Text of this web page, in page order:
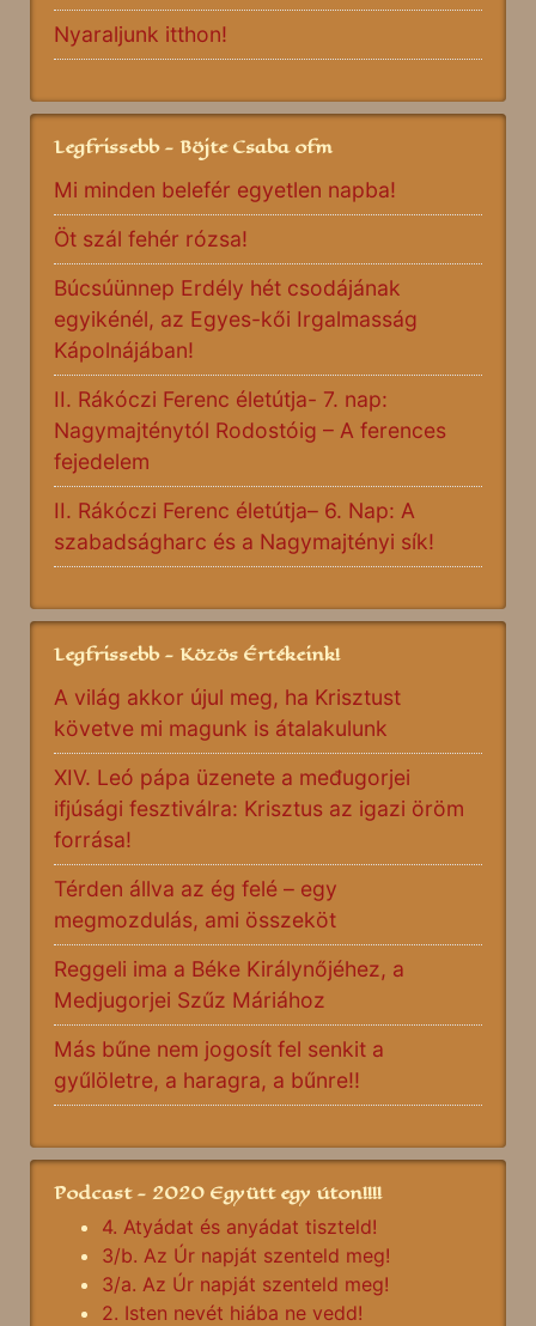
Nyaraljunk itthon!
Legfrissebb - Böjte Csaba ofm
Mi minden belefér egyetlen napba!
Öt szál fehér rózsa!
Búcsúünnep Erdély hét csodájának
egyikénél, az Egyes-kői Irgalmasság
Kápolnájában!
II. Rákóczi Ferenc életútja- 7. nap:
Nagymajténytól Rodostóig – A ferences
fejedelem
II. Rákóczi Ferenc életútja– 6. Nap: A
szabadságharc és a Nagymajtényi sík!
Legfrissebb - Közös Értékeink!
A világ akkor újul meg, ha Krisztust
követve mi magunk is átalakulunk
XIV. Leó pápa üzenete a međugorjei
ifjúsági fesztiválra: Krisztus az igazi öröm
forrása!
Térden állva az ég felé – egy
megmozdulás, ami összeköt
Reggeli ima a Béke Királynőjéhez, a
Medjugorjei Szűz Máriához
Más bűne nem jogosít fel senkit a
gyűlöletre, a haragra, a bűnre!!
Podcast - 2020 Együtt egy úton!!!!
4. Atyádat és anyádat tiszteld!
3/b. Az Úr napját szenteld meg!
3/a. Az Úr napját szenteld meg!
2. Isten nevét hiába ne vedd!